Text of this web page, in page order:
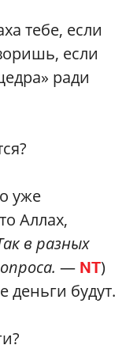
тебе, если
если
ради
уже
Аллах,
в разных
— NT)
деньги будут.